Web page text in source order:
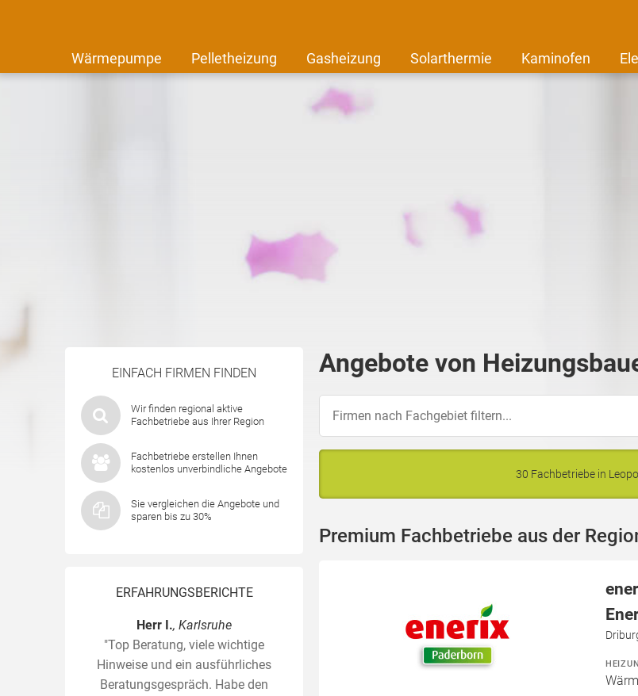
Wärmepumpe Pelletheizung Gasheizung Solarthermie Kaminofen
EINFACH FIRMEN FINDEN
Wir finden regional aktive
Fachbetriebe aus Ihrer Region
Fachbetriebe erstellen Ihnen
kostenlos unverbindliche Angebote
Sie vergleichen die Angebote und
sparen bis zu 30%
ERFAHRUNGSBERICHTE
Herr I., Karlsruhe
"Top Beratung, viele wichtige
Hinweise und ein ausführliches
Beratungsgespräch. Habe den
Angebote von
30 Fachbetriebe in
Premium Fachbetriebe aus der